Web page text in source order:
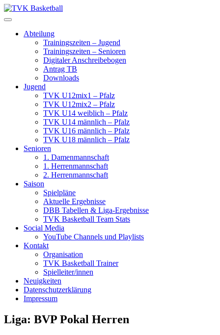
Skip
to
Abteilung
Trainingszeiten – Jugend
Trainingszeiten – Senioren
Digitaler Anschreibebogen
Antrag TB
Downloads
Jugend
TVK U12mix1 – Pfalz
TVK U12mix2 – Pfalz
TVK U14 weiblich – Pfalz
TVK U14 männlich – Pfalz
TVK U16 männlich – Pfalz
TVK U18 männlich – Pfalz
Senioren
1. Damenmannschaft
1. Herrenmannschaft
2. Herrenmannschaft
Saison
Spielpläne
Aktuelle Ergebnisse
DBB Tabellen & Liga-Ergebnisse
TVK Basketball Team Stats
Social Media
YouTube Channels und Playlists
Kontakt
Organisation
TVK Basketball Trainer
Spielleiter/innen
Neuigkeiten
Datenschutzerklärung
Impressum
Liga: BVP Pokal Herren